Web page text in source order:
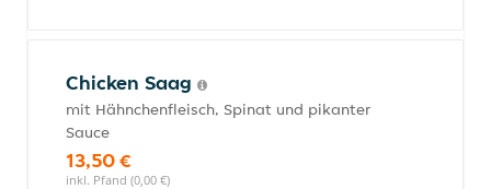
Chicken Saag
mit Hähnchenfleisch, Spinat und pikanter
Sauce
13,50 €
inkl. Pfand (0,00 €)